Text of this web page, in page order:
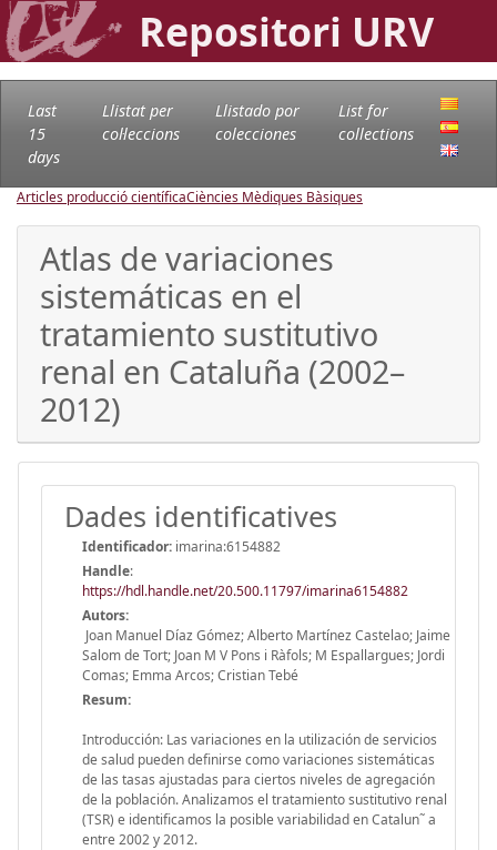
Repositori URV
Last
15
days
Llistat per
col·leccions
Llistado por
colecciones
List for
collections
Articles producció científicaCiències Mèdiques Bàsiques
Atlas de variaciones
sistemáticas en el
tratamiento sustitutivo
renal en Cataluña (2002–
2012)
Dades identificatives
Identificador: imarina:6154882
Handle:
https://hdl.handle.net/20.500.11797/imarina6154882
Autors:
Joan Manuel Díaz Gómez; Alberto Martínez Castelao; Jaime
Salom de Tort; Joan M V Pons i Ràfols; M Espallargues; Jordi
Comas; Emma Arcos; Cristian Tebé
Resum:
Introducción: Las variaciones en la utilización de servicios
de salud pueden definirse como variaciones sistemáticas
de las tasas ajustadas para ciertos niveles de agregación
de la población. Analizamos el tratamiento sustitutivo renal
(TSR) e identificamos la posible variabilidad en Catalun˜ a
entre 2002 y 2012.